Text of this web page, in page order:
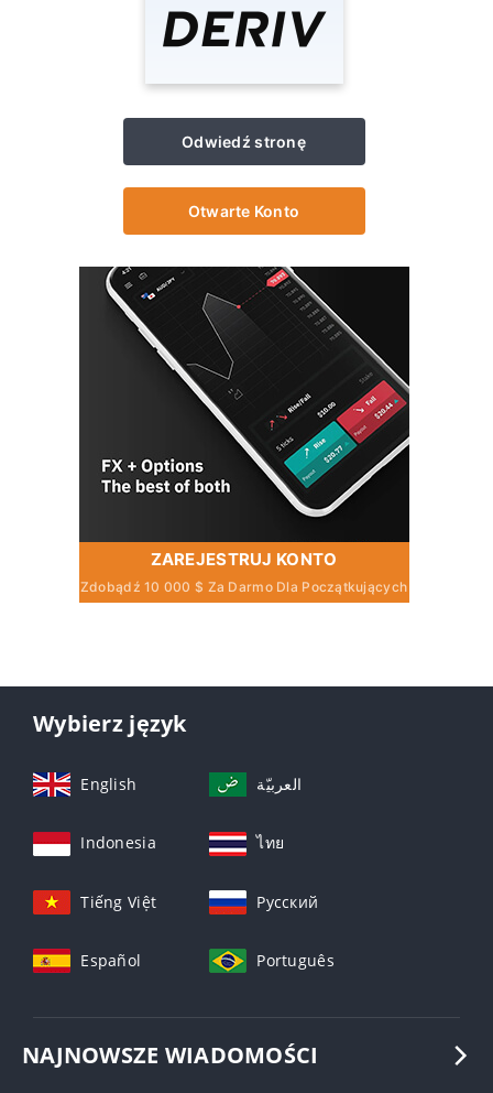
Odwiedź stronę
Otwarte Konto
ZAREJESTRUJ KONTO
Zdobądź 10 000 $ Za Darmo Dla Początkujących
Wybierz język
English العربيّة
Indonesia ไทย
Tiếng Việt Русский
Español Português
NAJNOWSZE WIADOMOŚCI